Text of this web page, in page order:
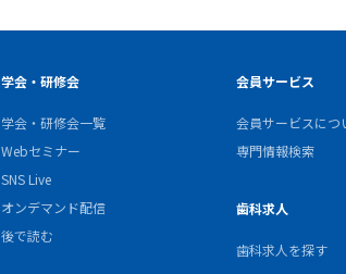
学会・研修会
学会・研修会一覧
Webセミナー
SNS Live
オンデマンド配信
後で読む
会員サービス
会員サービスにつ
専門情報検索
歯科求人
歯科求人を探す